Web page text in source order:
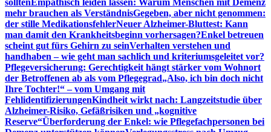
solltenEmpathisch leiden lassen: Warum Menschen mit Demenz
mehr brauchen als VerständnisGegeben, aber nicht genommen:
der stille MedikationsfehlerNeuer Alzheimer-Bluttest: Kann
man damit den Krankheitsbeginn vorhersagen?Enkel betreuen
scheint gut fürs Gehirn zu seinVerhalten verstehen und
handhaben – wie geht man sachlich und kriteriumsgeleitet vor?
Pflegeversicherung: Gerechtigkeit hängt stärker vom Wohnort
der Betroffenen ab als vom Pflegegrad„Also, ich bin doch nicht
Ihre Tochter!“ – vom Umgang mit
FehlidentifizierungenKindheit wirkt nach: Langzeitstudie über
Alzheimer-Risiko, Gefäßrisiken und „kognitive
Reserve“Überforderung der Enkel: wie Pflegefachpersonen bei